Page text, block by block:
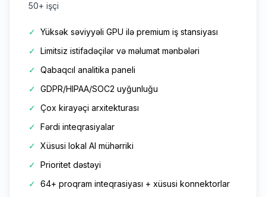
50+ işçi
✓ Yüksək səviyyəli GPU ilə premium iş stansiyası
✓ Limitsiz istifadəçilər və məlumat mənbələri
✓ Qabaqcıl analitika paneli
✓ GDPR/HIPAA/SOC2 uyğunluğu
✓ Çox kirayəçi arxitekturası
✓ Fərdi inteqrasiyalar
✓ Xüsusi lokal AI mühərriki
✓ Prioritet dəstəyi
✓ 64+ proqram inteqrasiyası + xüsusi konnektorlar